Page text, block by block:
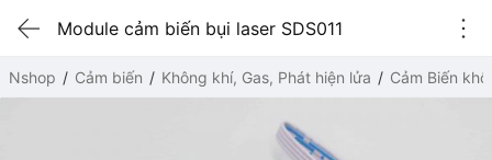
Module cảm biến bụi laser SDS011
Nshop Cảm biến Không khí, Gas, Phát hiện lửa Cảm Biến